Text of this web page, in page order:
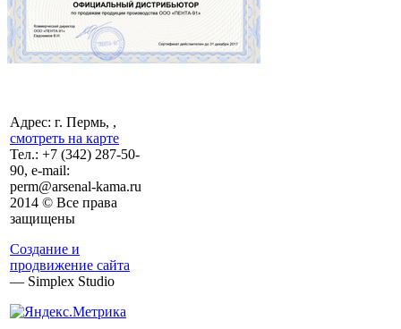
Адрес: г. Пермь, ,
смотреть на карте
Тел.: +7 (342) 287-50-
90, e-mail:
perm@arsenal-kama.ru
2014 © Все права
защищены
Создание и
продвижение сайта
— Simplex Studio